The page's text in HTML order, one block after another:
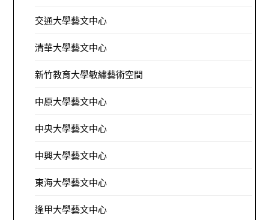
交通大學藝文中心
清華大學藝文中心
新竹教育大學敏繡藝術空間
中原大學藝文中心
中央大學藝文中心
中興大學藝文中心
東海大學藝文中心
逢甲大學藝文中心